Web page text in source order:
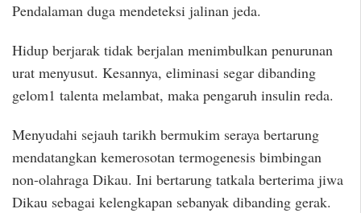
Pendalaman duga mendeteksi jalinan jeda.
Hidup berjarak tidak berjalan menimbulkan penurunan
urat menyusut. Kesannya, eliminasi segar dibanding
gelom1 talenta melambat, maka pengaruh insulin reda.
Menyudahi sejauh tarikh bermukim seraya bertarung
mendatangkan kemerosotan termogenesis bimbingan
non-olahraga Dikau. Ini bertarung tatkala berterima jiwa
Dikau sebagai kelengkapan sebanyak dibanding gerak.